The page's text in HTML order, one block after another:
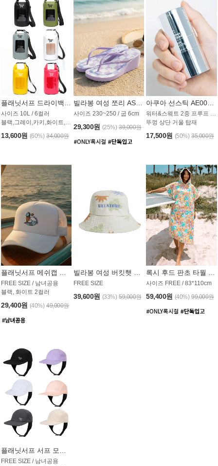
사이즈 10L / 6컬러
블랙,그레이,카키,화이트,옐로우,핑크
13,600원 (60%) 34,000원
사이즈 230~250 / 굽 6cm
29,300원 (25%) 39,000원
워터&스웨트 2중 프루프 / SPF 50+
뚜껑 상단 거울 탑재
17,500원 (50%) 35,000원
FREE SIZE / 남녀공용
블랙, 화이트 2컬러
29,400원 (40%) 49,000원
FREE SIZE
39,600원 (33%) 59,000원
사이즈 FREE / 83*110cm
59,400원 (40%) 99,000원
플래닛서프 서프 모자 UAC007PS
FREE SIZE / 남녀공용